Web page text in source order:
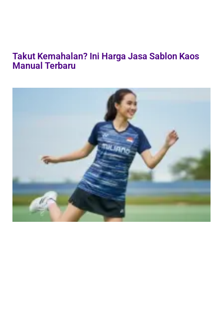
Takut Kemahalan? Ini Harga Jasa Sablon Kaos
Manual Terbaru